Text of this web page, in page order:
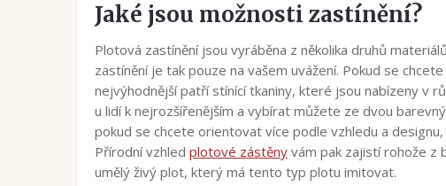
Jaké jsou možnosti zastínění?
Plotová zastínění jsou vyráběna z několika druhů
zastínění je tak pouze na vašem uvážení. Pokud se
nejvýhodnější patří stínící tkaniny, které jsou nabízeny v
u lidí k nejrozšířenějším a vybírat můžete ze dvou
pokud se chcete orientovat více podle vzhledu a
Přírodní vzhled plotové zástěny vám pak zajistí rohože z
umělý živý plot, který má tento typ plotu imitovat.